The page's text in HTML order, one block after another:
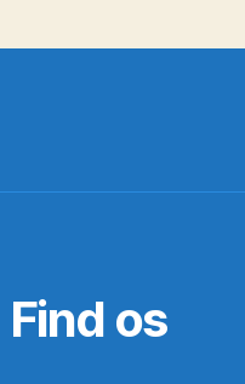
Find os